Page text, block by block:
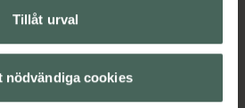
Tillåt urval
nödvändiga cookies